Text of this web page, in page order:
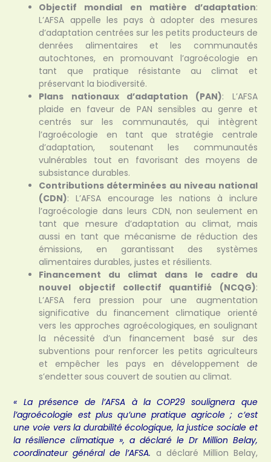
Objectif mondial en matière d’adaptation:
L’AFSA appelle les pays à adopter des mesures
d’adaptation centrées sur les petits producteurs de
denrées alimentaires et les communautés
autochtones, en promouvant l’agroécologie en
tant que pratique résistante au climat et
préservant la biodiversité.
Plans nationaux d’adaptation (PAN): L’AFSA
plaide en faveur de PAN sensibles au genre et
centrés sur les communautés, qui intègrent
l’agroécologie en tant que stratégie centrale
d’adaptation, soutenant les communautés
vulnérables tout en favorisant des moyens de
subsistance durables.
Contributions déterminées au niveau national
(CDN): L’AFSA encourage les nations à inclure
l’agroécologie dans leurs CDN, non seulement en
tant que mesure d’adaptation au climat, mais
aussi en tant que mécanisme de réduction des
émissions, en garantissant des systèmes
alimentaires durables, justes et résilients.
Financement du climat dans le cadre du
nouvel objectif collectif quantifié (NCQG):
L’AFSA fera pression pour une augmentation
significative du financement climatique orienté
vers les approches agroécologiques, en soulignant
la nécessité d’un financement basé sur des
subventions pour renforcer les petits agriculteurs
et empêcher les pays en développement de
s’endetter sous couvert de soutien au climat.
« La présence de l’AFSA à la COP29 soulignera que
l’agroécologie est plus qu’une pratique agricole ; c’est
une voie vers la durabilité écologique, la justice sociale et
la résilience climatique », a déclaré le Dr Million Belay,
coordinateur général de l’AFSA. a déclaré Million Belay,